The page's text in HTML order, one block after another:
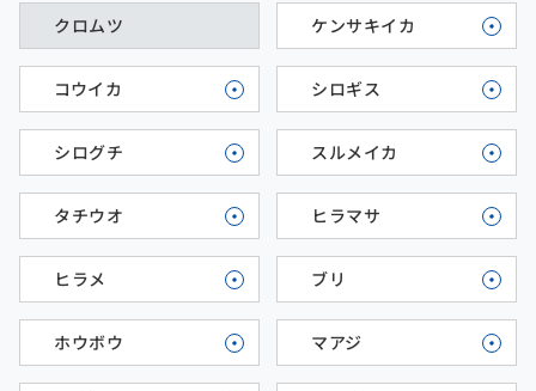
クロムツ ケンサキイカ
コウイカ シロギス
シログチ スルメイカ
タチウオ ヒラマサ
ヒラメ ブリ
ホウボウ マアジ